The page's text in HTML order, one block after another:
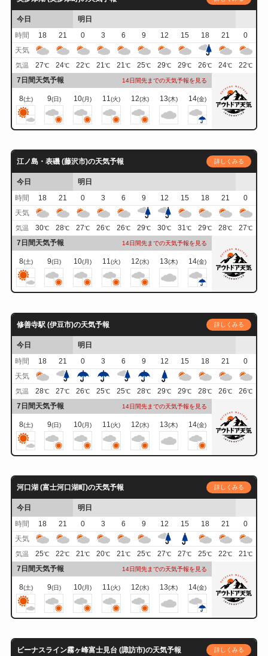
今日
明日
時間
18 21 0 3 6 9 12 15 18 21
0
天気
気温 27℃ 24℃ 22℃ 21℃ 21℃ 25℃ 29℃ 29℃ 26℃ 24℃ 22℃
7日間天気予報 14日間先までの天気予報を見る
8(土) 9(日) 10(月) 11(火) 12(水) 13(木) 14(金)
江ノ島・表磯 (藤沢市)の天気予報 詳しくみる
今日
明日
時間
18 21 0 3 6 9 12 15 18 21
0
天気
気温 30℃ 28℃ 27℃ 26℃ 26℃ 29℃ 30℃ 31℃ 29℃ 28℃ 27℃
7日間天気予報 14日間先までの天気予報を見る
8(土) 9(日) 10(月) 11(火) 12(水) 13(木) 14(金)
修善寺駅 (伊豆市)の天気予報 詳しくみる
今日
明日
時間
18 21 0 3 6 9 12 15 18 21
0
天気
気温 28℃ 27℃ 26℃ 25℃ 25℃ 28℃ 29℃ 29℃ 28℃ 26℃ 26℃
7日間天気予報 14日間先までの天気予報を見る
8(土) 9(日) 10(月) 11 (火) 12(水) 13(木) 14(金)
河口湖 (富士河口湖町)の天気予報 詳しくみる
今日
明日
時間
18 21 0 3 6 9 12 15 18 21
0
天気
気温 25℃ 22℃ 21℃ 20℃ 21℃ 25℃ 27℃ 27℃ 25℃ 22℃ 21℃
7日間天気予報 14日間先までの天気予報を見る
8(土) 9(日) 10(月) 11(火) 12(水) 13(木) 14(金)
ビーナスライン霧ヶ峰富士見台 (諏訪市)の天気予報 詳しくみる